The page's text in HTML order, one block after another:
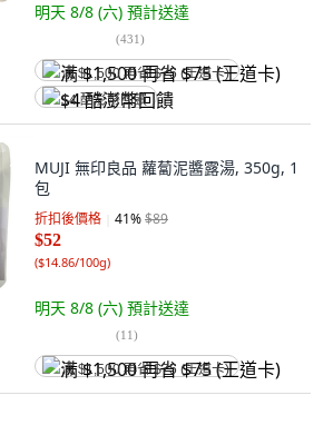
明天 8/8 (六) 預計送達
(431)
满 $1,500 再省 $75 (王道卡)
$4 酷澎幣回饋
MUJI 無印良品 蘿蔔泥醬露湯, 350g, 1
包
折扣後價格 41%$89
$52
($14.86/100g)
明天 8/8 (六) 預計送達
(11)
满 $1,500 再省 $75 (王道卡)